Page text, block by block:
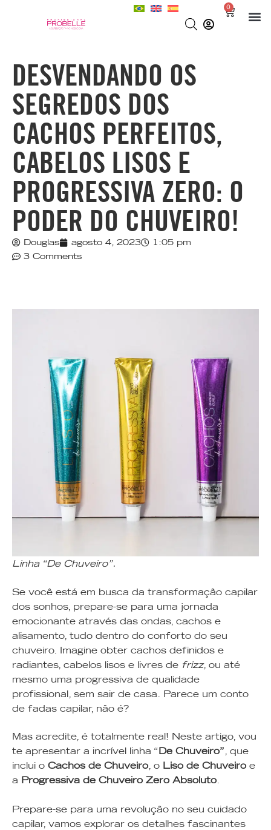
0
DESVENDANDO OS
SEGREDOS DOS
CACHOS PERFEITOS,
CABELOS LISOS E
PROGRESSIVA ZERO: O
PODER DO CHUVEIRO!
Douglas agosto 4, 2023
1:05 pm
3 Comments
Linha “De Chuveiro”.
Se você está em busca da transformação capilar
dos sonhos, prepare-se para uma jornada
emocionante através das ondas, cachos e
alisamento, tudo dentro do conforto do seu
chuveiro. Imagine obter cachos definidos e
radiantes, cabelos lisos e livres de frizz, ou até
mesmo uma progressiva de qualidade
profissional, sem sair de casa. Parece um conto
de fadas capilar, não é?
Mas acredite, é totalmente real! Neste artigo, vou
te apresentar a incrível linha “De Chuveiro”, que
inclui o Cachos de Chuveiro, o Liso de Chuveiroe
a Progressiva de Chuveiro Zero Absoluto.
Prepare-se para uma revolução no seu cuidado
capilar, vamos explorar os detalhes fascinantes